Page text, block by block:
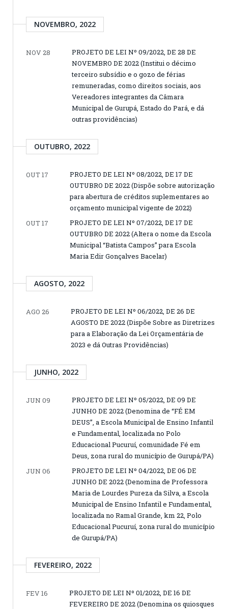
NOVEMBRO, 2022
NOV 28
PROJETO DE LEI Nº 09/2022, DE 28 DE
NOVEMBRO DE 2022 (Institui o décimo
terceiro subsídio e o gozo de férias
remuneradas, como direitos sociais, aos
Vereadores integrantes da Câmara
Municipal de Gurupá, Estado do Pará, e dá
outras providências)
OUTUBRO, 2022
OUT 17
PROJETO DE LEI Nº 08/2022, DE 17 DE
OUTUBRO DE 2022 (Dispõe sobre autorização
para abertura de créditos suplementares ao
orçamento municipal vigente de 2022)
OUT 17
PROJETO DE LEI Nº 07/2022, DE 17 DE
OUTUBRO DE 2022 (Altera o nome da Escola
Municipal “Batista Campos” para Escola
Maria Edir Gonçalves Bacelar)
AGOSTO, 2022
AGO 26
PROJETO DE LEI Nº 06/2022, DE 26 DE
AGOSTO DE 2022 (Dispõe Sobre as Diretrizes
para a Elaboração da Lei Orçamentária de
2023 e dá Outras Providências)
JUNHO, 2022
JUN 09
PROJETO DE LEI Nº 05/2022, DE 09 DE
JUNHO DE 2022 (Denomina de “FÉ EM
DEUS”, a Escola Municipal de Ensino Infantil
e Fundamental, localizada no Polo
Educacional Pucuruí, comunidade Fé em
Deus, zona rural do município de Gurupá/PA)
JUN 06
PROJETO DE LEI Nº 04/2022, DE 06 DE
JUNHO DE 2022 (Denomina de Professora
Maria de Lourdes Pureza da Silva, a Escola
Municipal de Ensino Infantil e Fundamental,
localizada no Ramal Grande, km 22, Polo
Educacional Pucuruí, zona rural do município
de Gurupá/PA)
FEVEREIRO, 2022
FEV 16
PROJETO DE LEI Nº 01/2022, DE 16 DE
FEVEREIRO DE 2022 (Denomina os quiosques